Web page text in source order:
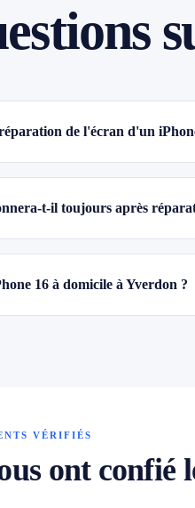
de l'écran d'un
t-il toujours après
16 à domicile à Yverdon ?
VÉRIFIÉS
ont confié